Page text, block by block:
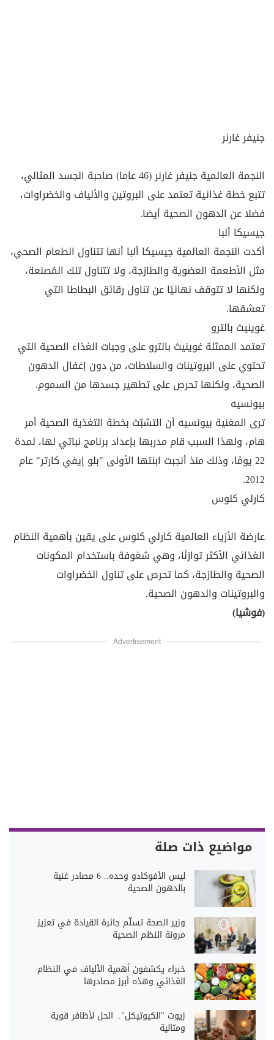
جنيفر غارنر
النجمة العالمية جنيفر غارنر (46 عاما) صاحبة الجسد المثالي،
تتبع خطة غذائية تعتمد على البروتين والألياف والخضراوات،
فضلا عن الدهون الصحية أيضا.
جيسيكا ألبا
أكدت النجمة العالمية جيسيكا ألبا أنها تتناول الطعام الصحي،
مثل الأطعمة العضوية والطازجة، ولا تتناول تلك المُصنعة،
ولكنها لا تتوقف نهائيًا عن تناول رقائق البطاطا التي
تعشقها.
غوينيث بالترو
تعتمد الممثلة غوينيث بالترو على وجبات الغذاء الصحية التي
تحتوي على البروتينات والسلاطات، من دون إغفال الدهون
الصحية، ولكنها تحرص على تطهير جسدها من السموم.
بيونسيه
ترى المغنية بيونسيه أن التشبّث بخطة التغذية الصحية أمر
هام، ولهذا السبب قام مدربها بإعداد برنامج نباتي لها، لمدة
22 يومًا، وذلك منذ أنجبت ابنتها الأولى "بلو إيفي كارتر" عام
2012.
كارلي كلوس
عارضة الأزياء العالمية كارلي كلوس على يقين بأهمية النظام
الغذائي الأكثر توازنًا، وهي شغوفة باستخدام المكونات
الصحية والطازجة، كما تحرص على تناول الخضراوات
والبروتينات والدهون الصحية.
(فوشيا)
Advertisement
مواضيع ذات صلة
ليس الأفوكادو وحده.. 6 مصادر غنية
بالدهون الصحية
وزير الصحة تسلّم جائرة القيادة في تعزيز
مرونة النظم الصحية
خبراء يكشفون أهمية الألياف في النظام
الغذائي وهذه أبرز مصادرها
زيوت "الكيوتيكل".. الحل لأظافر قوية
ومثالية